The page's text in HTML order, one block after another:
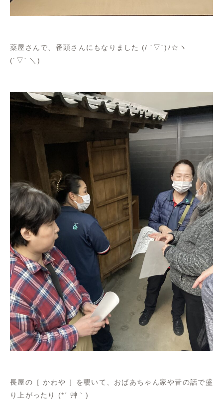
薬屋さんで、番頭さんにもなりました (/ ´▽`)ﾉ☆ヽ
(´▽` ＼)
長屋の［ かわや ］を覗いて、おばあちゃん家や昔の話で盛
り上がったり (*´ 艸｀)